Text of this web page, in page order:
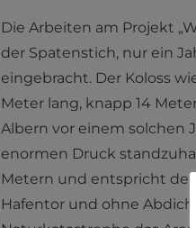
Die Arbeiten am Projekt
der Spatenstich, nur ein
eingebracht. Der Koloss
Meter lang, knapp 14
Albern vor einem solchen
enormen Druck
Metern und entspricht der
Hafentor und ohne